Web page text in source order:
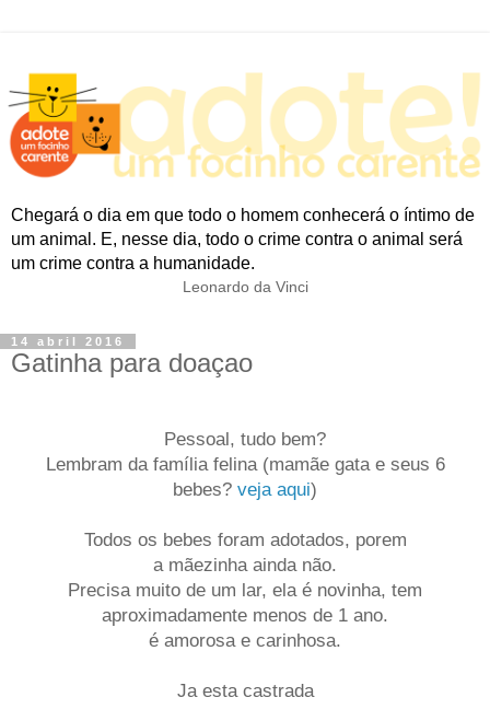
Chegará o dia em que todo o homem conhecerá o íntimo de
um animal. E, nesse dia, todo o crime contra o animal será
um crime contra a humanidade.
Leonardo da Vinci
14 abril 2016
Gatinha para doaçao
Pessoal, tudo bem?
Lembram da família felina (mamãe gata e seus 6
bebes? veja aqui)
Todos os bebes foram adotados, porem
a mãezinha ainda não.
Precisa muito de um lar, ela é novinha, tem
aproximadamente menos de 1 ano.
é amorosa e carinhosa.
Ja esta castrada